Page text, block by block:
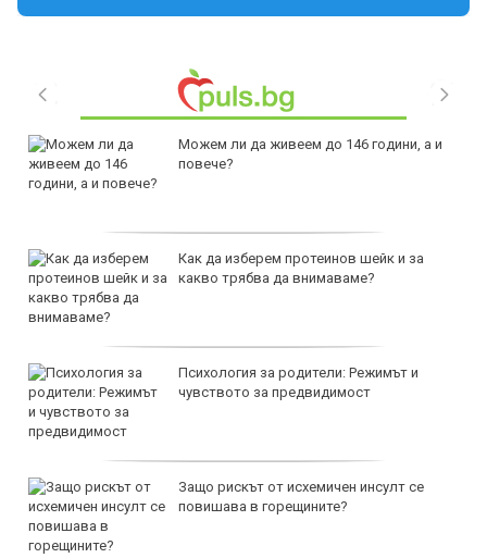
Можем ли да живеем до 146 години, а и
повече?
Как да изберем протеинов шейк и за
какво трябва да внимаваме?
Психология за родители: Режимът и
чувството за предвидимост
Защо рискът от исхемичен инсулт се
повишава в горещините?